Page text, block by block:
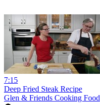
7:15
Deep Fried Steak Recipe
Glen & Friends Cooking Food